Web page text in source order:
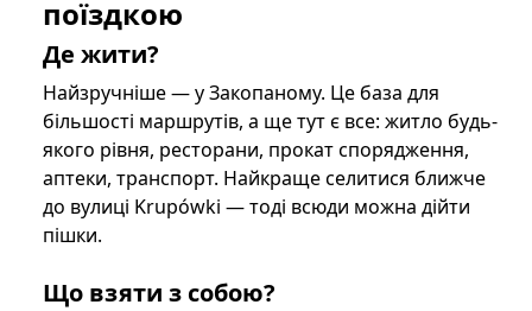
поїздкою
Де жити?
Найзручніше — у Закопаному. Це база для
більшості маршрутів, а ще тут є все: житло будь-
якого рівня, ресторани, прокат спорядження,
аптеки, транспорт. Найкраще селитися ближче
до вулиці Krupówki — тоді всюди можна дійти
пішки.
Що взяти з собою?